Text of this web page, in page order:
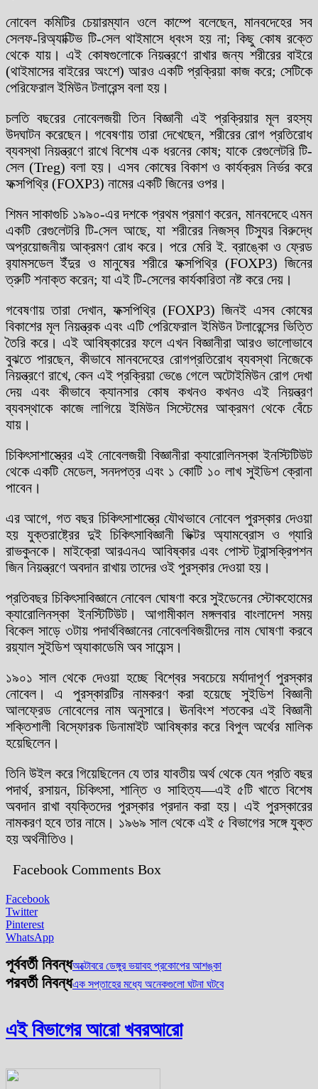
নোবেল কমিটির চেয়ারম্যান ওলে কাম্পে বলেছেন, মানবদেহের সব
সেলফ-রিঅ্যাক্টিভ টি-সেল থাইমাসে ধ্বংস হয় না; কিছু কোষ রক্তে
থেকে যায়। এই কোষগুলোকে নিয়ন্ত্রণে রাখার জন্য শরীরের বাইরে
(থাইমাসের বাইরের অংশে) আরও একটি প্রক্রিয়া কাজ করে; সেটিকে
পেরিফেরাল ইমিউন টলারেন্স বলা হয়।
চলতি বছরের নোবেলজয়ী তিন বিজ্ঞানী এই প্রক্রিয়ার মূল রহস্য
উদঘাটন করেছেন। গবেষণায় তারা দেখেছেন, শরীরের রোগ প্রতিরোধ
ব্যবস্থা নিয়ন্ত্রণে রাখে বিশেষ এক ধরনের কোষ; যাকে রেগুলেটরি টি-
সেল (Treg) বলা হয়। এসব কোষের বিকাশ ও কার্যক্রম নির্ভর করে
ফক্সপিথ্রি (FOXP3) নামের একটি জিনের ওপর।
শিমন সাকাগুচি ১৯৯০-এর দশকে প্রথম প্রমাণ করেন, মানবদেহে এমন
একটি রেগুলেটরি টি-সেল আছে, যা শরীরের নিজস্ব টিস্যুর বিরুদ্ধে
অপ্রয়োজনীয় আক্রমণ রোধ করে। পরে মেরি ই. ব্রাঙ্কো ও ফ্রেড
র‍্যামসডেল ইঁদুর ও মানুষের শরীরে ফক্সপিথ্রি (FOXP3) জিনের
ত্রুটি শনাক্ত করেন; যা এই টি-সেলের কার্যকারিতা নষ্ট করে দেয়।
গবেষণায় তারা দেখান, ফক্সপিথ্রি (FOXP3) জিনই এসব কোষের
বিকাশের মূল নিয়ন্ত্রক এবং এটি পেরিফেরাল ইমিউন টলারেন্সের ভিত্তি
তৈরি করে। এই আবিষ্কারের ফলে এখন বিজ্ঞানীরা আরও ভালোভাবে
বুঝতে পারছেন, কীভাবে মানবদেহের রোগপ্রতিরোধ ব্যবস্থা নিজেকে
নিয়ন্ত্রণে রাখে, কেন এই প্রক্রিয়া ভেঙে গেলে অটোইমিউন রোগ দেখা
দেয় এবং কীভাবে ক্যানসার কোষ কখনও কখনও এই নিয়ন্ত্রণ
ব্যবস্থাকে কাজে লাগিয়ে ইমিউন সিস্টেমের আক্রমণ থেকে বেঁচে
যায়।
চিকিৎসাশাস্ত্রের এই নোবেলজয়ী বিজ্ঞানীরা ক্যারোলিনস্কা ইনস্টিটিউট
থেকে একটি মেডেল, সনদপত্র এবং ১ কোটি ১০ লাখ সুইডিশ ক্রোনা
পাবেন।
এর আগে, গত বছর চিকিৎসাশাস্ত্রে যৌথভাবে নোবেল পুরস্কার দেওয়া
হয় যুক্তরাষ্ট্রের দুই চিকিৎসাবিজ্ঞানী ভিক্টর অ্যামব্রোস ও গ্যারি
রাভকুনকে। মাইক্রো আরএনএ আবিষ্কার এবং পোস্ট ট্রান্সক্রিপশন
জিন নিয়ন্ত্রণে অবদান রাখায় তাদের ওই পুরস্কার দেওয়া হয়।
প্রতিবছর চিকিৎসাবিজ্ঞানে নোবেল ঘোষণা করে সুইডেনের স্টোকহোমের
ক্যারোলিনস্কা ইনস্টিটিউট। আগামীকাল মঙ্গলবার বাংলাদেশ সময়
বিকেল সাড়ে ৩টায় পদার্থবিজ্ঞানের নোবেলবিজয়ীদের নাম ঘোষণা করবে
রয়্যাল সুইডিশ অ্যাকাডেমি অব সায়েন্স।
১৯০১ সাল থেকে দেওয়া হচ্ছে বিশ্বের সবচেয়ে মর্যাদাপূর্ণ পুরস্কার
নোবেল। এ পুরস্কারটির নামকরণ করা হয়েছে সুইডিশ বিজ্ঞানী
আলফ্রেড নোবেলের নাম অনুসারে। ঊনবিংশ শতকের এই বিজ্ঞানী
শক্তিশালী বিস্ফোরক ডিনামাইট আবিষ্কার করে বিপুল অর্থের মালিক
হয়েছিলেন।
তিনি উইল করে গিয়েছিলেন যে তার যাবতীয় অর্থ থেকে যেন প্রতি বছর
পদার্থ, রসায়ন, চিকিৎসা, শান্তি ও সাহিত্য—এই ৫টি খাতে বিশেষ
অবদান রাখা ব্যক্তিদের পুরস্কার প্রদান করা হয়। এই পুরস্কারের
নামকরণ হবে তার নামে। ১৯৬৯ সাল থেকে এই ৫ বিভাগের সঙ্গে যুক্ত
হয় অর্থনীতিও।
Facebook Comments Box
Facebook
Twitter
Pinterest
WhatsApp
পূর্ববর্তী নিবন্ধঅক্টোবরে ডেঙ্গুর ভয়াবহ প্রকোপের আশঙ্কা
পরবর্তী নিবন্ধএক সপ্তাহের মধ্যে অনেকগুলো ঘটনা ঘটবে
এই বিভাগের আরো খবরআরো